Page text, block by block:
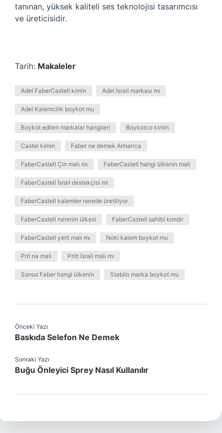
tanınan, yüksek kaliteli ses teknolojisi tasarımcısı
ve üreticisidir.
Tarih: Makaleler
Adel FaberCastell kimin Adel İsrail markası mı
Adel Kalemcilik boykot mu
Boykot edilen markalar hangileri Boykotco kimin
Castel kimin Faber ne demek Almanca
FaberCastell Çin malı mı FaberCastell hangi ülkenin malı
FaberCastell İsrail destekçisi mi
FaberCastell kalemler nerede üretiliyor
FaberCastell nerenin ülkesi FaberCastell sahibi kimdir
FaberCastell yerli malı mı Noki kalem boykot mu
Prit ne malı Pritt İsrail malı mı
Sonus Faber hangi ülkenin Stabilo marka boykot mu
Önceki Yazı
Baskıda Selefon Ne Demek
Sonraki Yazı
Buğu Önleyici Sprey Nasıl Kullanılır